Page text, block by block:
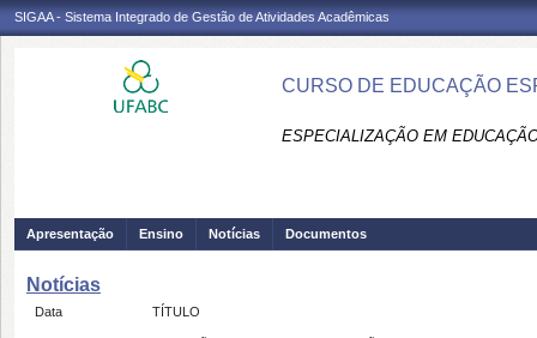
SIGAA - Sistema Integrado de Gestão de Atividades Acadêmicas
CURSO DE EDUCAÇÃO
ESPECIALIZAÇÃO EM
Apresentação Ensino Notícias Documentos
Notícias
Data TÍTULO